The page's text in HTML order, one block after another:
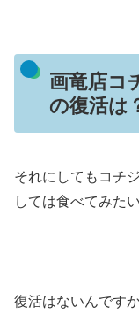
画竜店コ
の復活は
それにしてもコチ
しては食べてみたい
復活はないんです